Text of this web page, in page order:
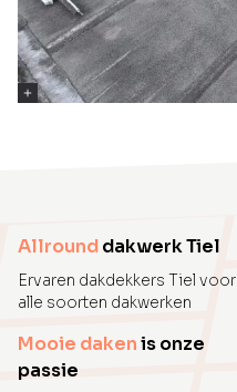
Allrounddakwerk Tiel
Ervaren dakdekkers Tiel voor
alle soorten dakwerken
Mooie dakenis onze
passie